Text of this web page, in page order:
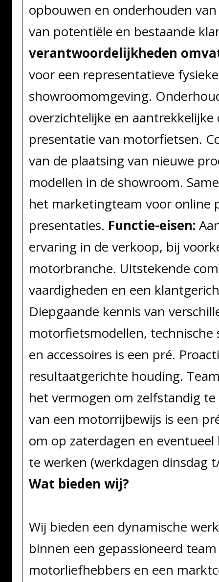
opbouwen en onderhouden
van potentiële en bestaande
verantwoordelijkheden
voor een representatieve fysieke
showroomomgeving.
overzichtelijke en aantrekkelijke
presentatie van motorfietsen.
van de plaatsing van nieuwe
modellen in de showroom.
het marketingteam voor online
presentaties. Functie-eisen:
ervaring in de verkoop, bij
motorbranche. Uitstekende
vaardigheden en een
Diepgaande kennis van
motorfietsmodellen, technische
en accessoires is een pré.
resultaatgerichte houding.
het vermogen om zelfstandig
van een motorrijbewijs is een
om op zaterdagen en
te werken (werkdagen dinsdag
Wat bieden wij?
Wij bieden een dynamische
binnen een gepassioneerd
motorliefhebbers en een